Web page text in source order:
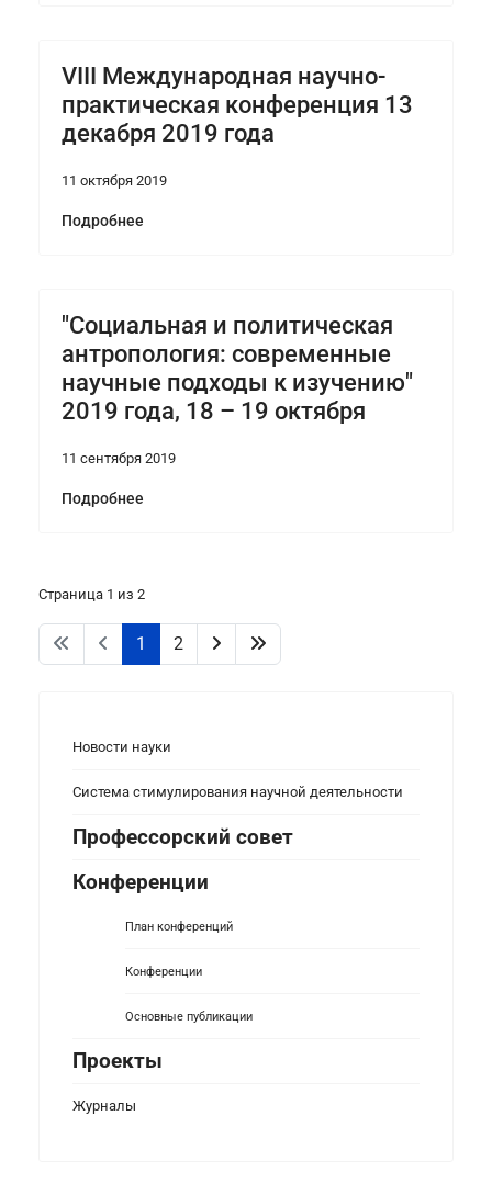
VIII Международная научно-
практическая конференция 13
декабря 2019 года
11 октября 2019
Подробнее
"Социальная и политическая
антропология: современные
научные подходы к изучению"
2019 года, 18 – 19 октября
11 сентября 2019
Подробнее
Страница 1 из 2
1 2
Новости науки
Система стимулирования научной деятельности
Профессорский совет
Конференции
План конференций
Конференции
Основные публикации
Проекты
Журналы